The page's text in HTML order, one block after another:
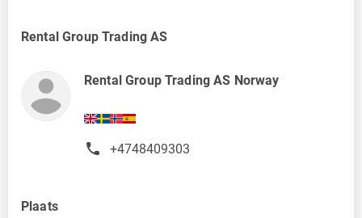
Rental Group Trading AS
Rental Group Trading AS Norway
+4748409303
Plaats